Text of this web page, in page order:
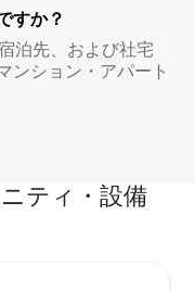
すか？
泊先、および社宅
ンション・アパート
ティ・設備